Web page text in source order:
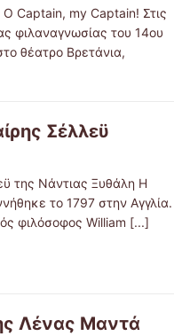
Captain, my Captain! Στις
φιλαναγνωσίας του 14ου
θέατρο Βρετάνια,
Σέλλεϋ
της Νάντιας Ξυθάλη Η
το 1797 στην Αγγλία.
φιλόσοφος William [...]
Λένας Μαντά